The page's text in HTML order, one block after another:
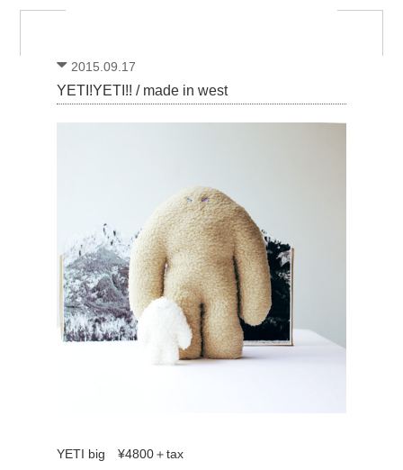
2015.09.17
YETI!YETI!! / made in west
YETI big ¥4800＋tax